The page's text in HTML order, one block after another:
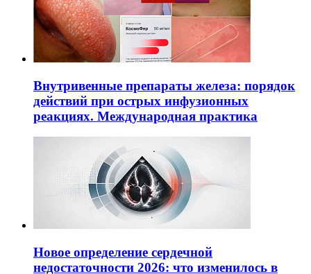
Внутривенные препараты железа: порядок
действий при острых инфузионных
реакциях. Международная практика
Новое определение сердечной
недостаточности 2026: что изменилось в